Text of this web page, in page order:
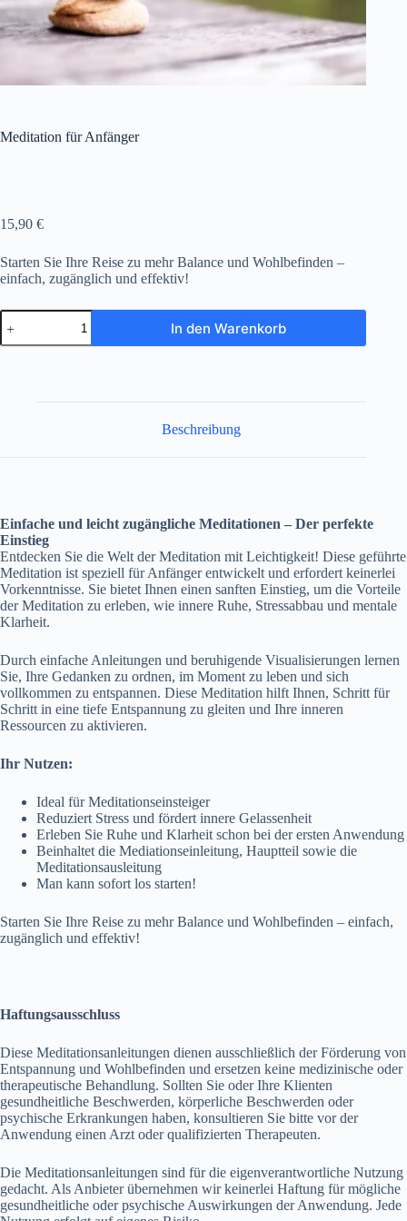
Meditation für Anfänger
15,90 €
Starten Sie Ihre Reise zu mehr Balance und Wohlbefinden –
einfach, zugänglich und effektiv!
Meditation
für
Anfänger
In den Warenkorb
Beschreibung
Einfache und leicht zugängliche Meditationen – Der perfekte
Einstieg
Entdecken Sie die Welt der Meditation mit Leichtigkeit! Diese geführte
Meditation ist speziell für Anfänger entwickelt und erfordert keinerlei
Vorkenntnisse. Sie bietet Ihnen einen sanften Einstieg, um die Vorteile
der Meditation zu erleben, wie innere Ruhe, Stressabbau und mentale
Klarheit.
Durch einfache Anleitungen und beruhigende Visualisierungen lernen
Sie, Ihre Gedanken zu ordnen, im Moment zu leben und sich
vollkommen zu entspannen. Diese Meditation hilft Ihnen, Schritt für
Schritt in eine tiefe Entspannung zu gleiten und Ihre inneren
Ressourcen zu aktivieren.
Ihr Nutzen:
Ideal für Meditationseinsteiger
Reduziert Stress und fördert innere Gelassenheit
Erleben Sie Ruhe und Klarheit schon bei der ersten Anwendung
Beinhaltet die Mediationseinleitung, Hauptteil sowie die
Meditationsausleitung
Man kann sofort los starten!
Starten Sie Ihre Reise zu mehr Balance und Wohlbefinden – einfach,
zugänglich und effektiv!
Haftungsausschluss
Diese Meditationsanleitungen dienen ausschließlich der Förderung von
Entspannung und Wohlbefinden und ersetzen keine medizinische oder
therapeutische Behandlung. Sollten Sie oder Ihre Klienten
gesundheitliche Beschwerden, körperliche Beschwerden oder
psychische Erkrankungen haben, konsultieren Sie bitte vor der
Anwendung einen Arzt oder qualifizierten Therapeuten.
Die Meditationsanleitungen sind für die eigenverantwortliche Nutzung
gedacht. Als Anbieter übernehmen wir keinerlei Haftung für mögliche
gesundheitliche oder psychische Auswirkungen der Anwendung. Jede